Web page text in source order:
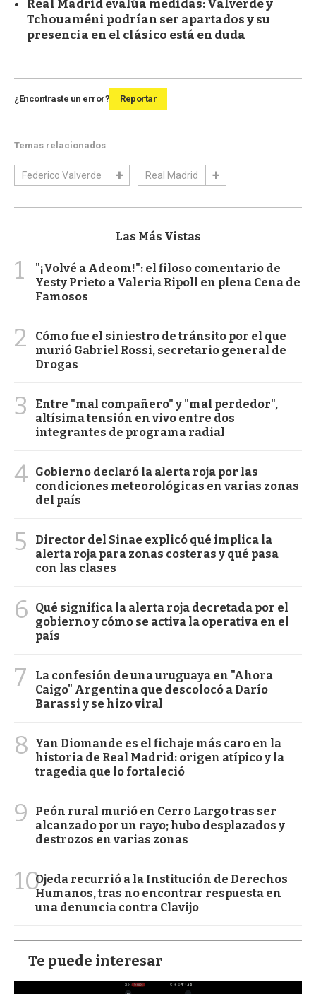
Real Madrid evalúa medidas: Valverde y
Tchouaméni podrían ser apartados y su
presencia en el clásico está en duda
¿Encontraste un error? Reportar
Temas relacionados
Federico Valverde Real Madrid
Las Más Vistas
1
"¡Volvé a Adeom!": el filoso comentario de
Yesty Prieto a Valeria Ripoll en plena Cena de
Famosos
2
Cómo fue el siniestro de tránsito por el que
murió Gabriel Rossi, secretario general de
Drogas
3
Entre "mal compañero" y "mal perdedor",
altísima tensión en vivo entre dos
integrantes de programa radial
4 Gobierno declaró la alerta roja por las
condiciones meteorológicas en varias zonas
del país
5
Director del Sinae explicó qué implica la
alerta roja para zonas costeras y qué pasa
con las clases
6
Qué significa la alerta roja decretada por el
gobierno y cómo se activa la operativa en el
país
7
La confesión de una uruguaya en "Ahora
Caigo" Argentina que descolocó a Darío
Barassi y se hizo viral
8
Yan Diomande es el fichaje más caro en la
historia de Real Madrid: origen atípico y la
tragedia que lo fortaleció
9
Peón rural murió en Cerro Largo tras ser
alcanzado por un rayo; hubo desplazados y
destrozos en varias zonas
10Ojeda recurrió a la Institución de Derechos
Humanos, tras no encontrar respuesta en
una denuncia contra Clavijo
Te puede interesar